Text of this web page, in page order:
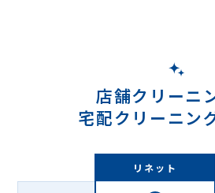
店舗クリーニ
宅配クリーニン
リネット